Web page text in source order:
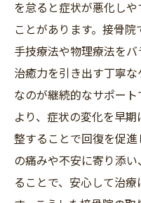
を怠ると症状が悪化し
ことがあります。接骨院
手技療法や物理療法を
治癒力を引き出す丁寧
なのが継続的なサポー
より、症状の変化を早
整することで回復を促進
の痛みや不安に寄り添
ることで、安心して治